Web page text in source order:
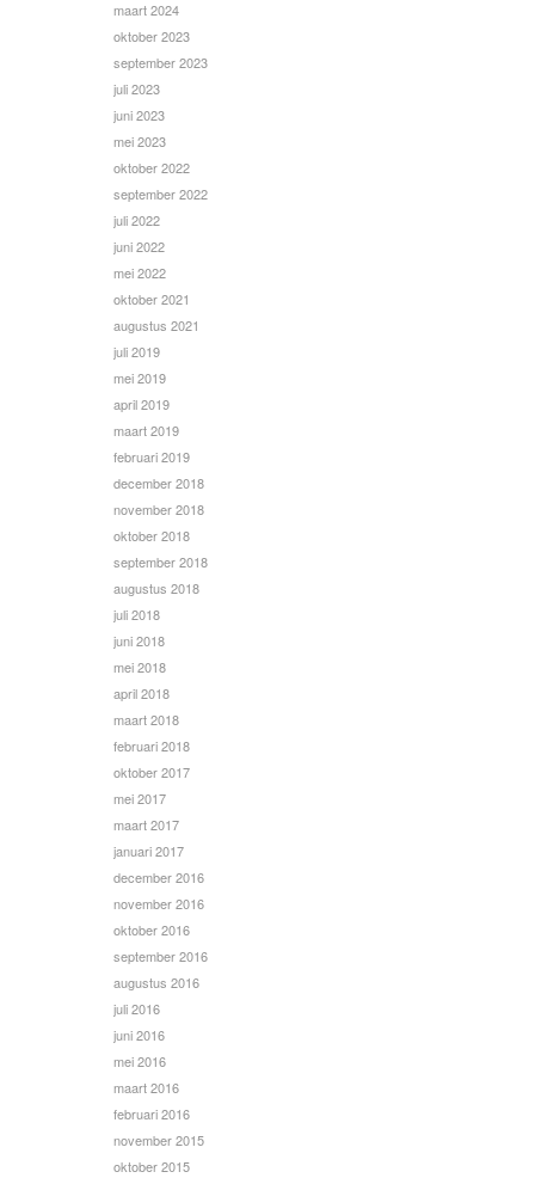
maart 2024
oktober 2023
september 2023
juli 2023
juni 2023
mei 2023
oktober 2022
september 2022
juli 2022
juni 2022
mei 2022
oktober 2021
augustus 2021
juli 2019
mei 2019
april 2019
maart 2019
februari 2019
december 2018
november 2018
oktober 2018
september 2018
augustus 2018
juli 2018
juni 2018
mei 2018
april 2018
maart 2018
februari 2018
oktober 2017
mei 2017
maart 2017
januari 2017
december 2016
november 2016
oktober 2016
september 2016
augustus 2016
juli 2016
juni 2016
mei 2016
maart 2016
februari 2016
november 2015
oktober 2015